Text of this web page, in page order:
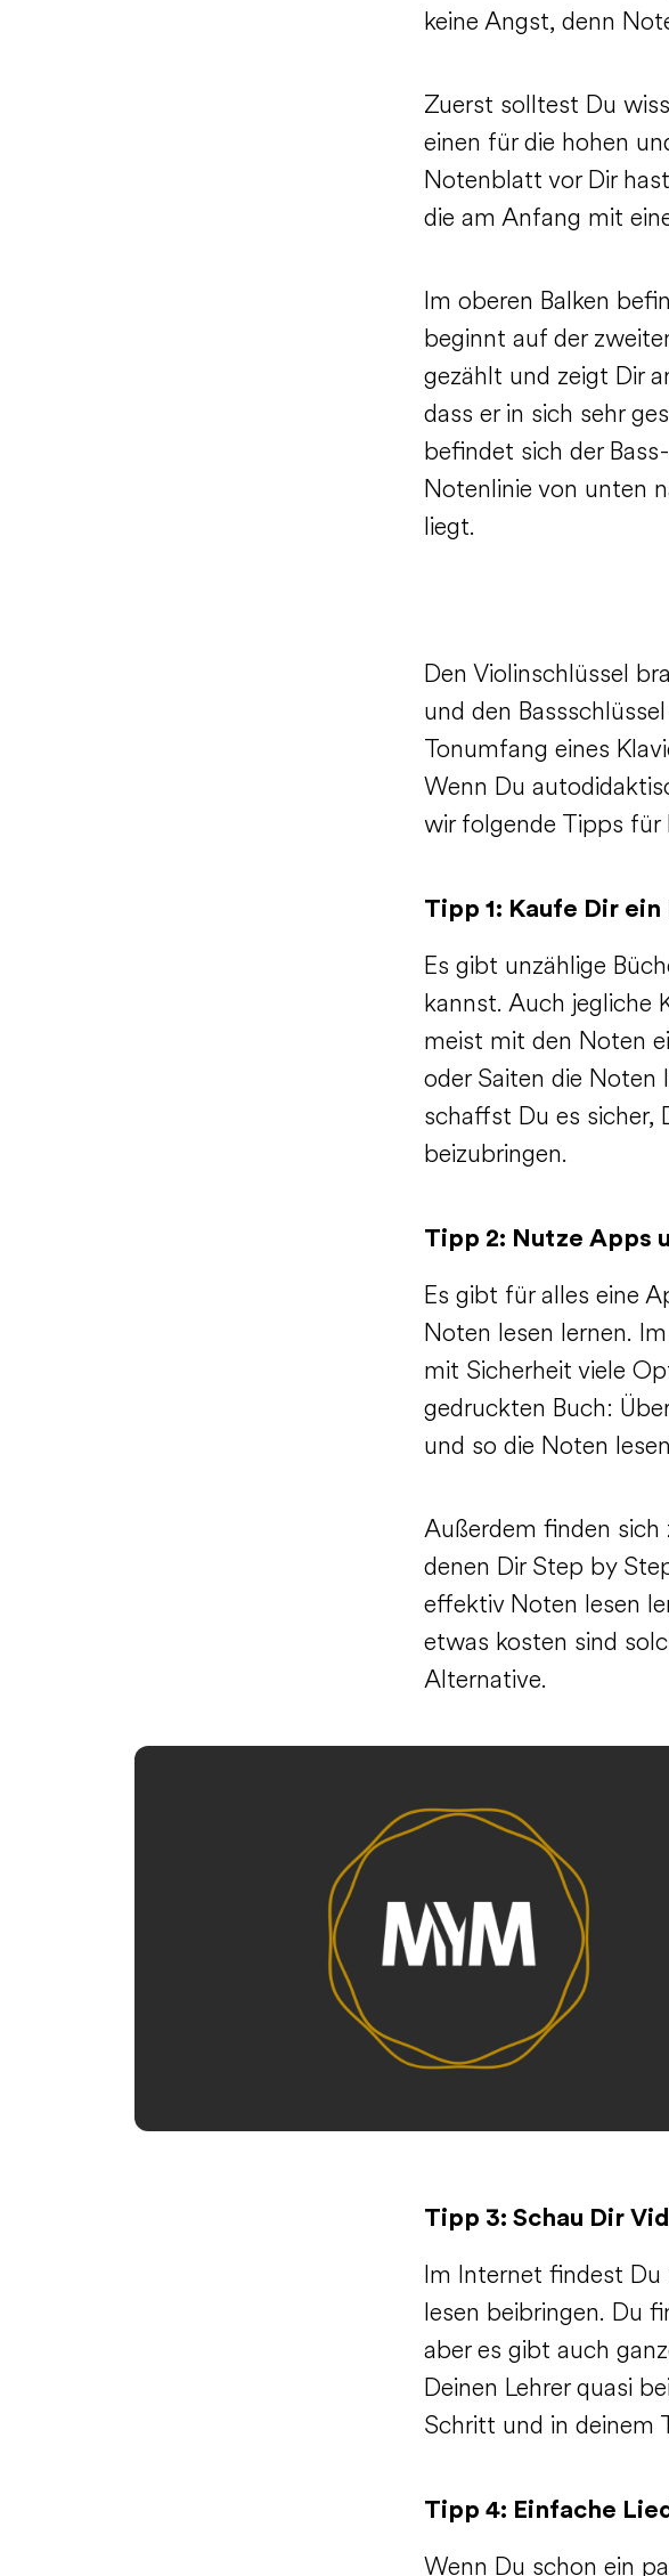
keine Angst, denn
Zuerst solltest Du
einen für die hohen
Notenblatt vor Dir
die am Anfang mit
Im oberen Balken
beginnt auf der
gezählt und zeigt Dir
dass er in sich sehr
befindet sich der
Notenlinie von unten
liegt.
Den Violinschlüssel
und den
Tonumfang eines
Wenn Du
wir folgende Tipps für
Tipp 1: Kaufe Dir ein
Es gibt unzählige
kannst. Auch jegliche
meist mit den Noten
oder Saiten die Noten
schaffst Du es sicher,
beizubringen.
Tipp 2: Nutze Apps
Es gibt für alles eine
Noten lesen lernen.
mit Sicherheit viele
gedruckten Buch:
und so die Noten
Außerdem finden sich
denen Dir Step by
effektiv Noten lesen
etwas kosten sind
Alternative.
Tipp 3: Schau Dir
Im Internet findest Du
lesen beibringen. Du
aber es gibt auch
Deinen Lehrer quasi
Schritt und in deinem
Tipp 4: Einfache
Wenn Du schon ein